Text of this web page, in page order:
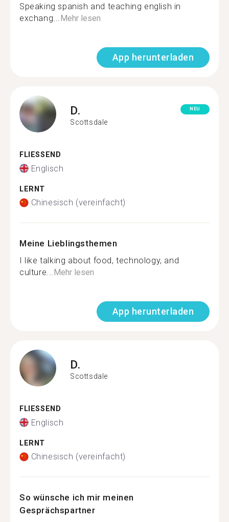
Speaking spanish and teaching english in
exchang...Mehr lesen
App herunterladen
D.
Scottsdale
NEU
FLIESSEND
Englisch
LERNT
Chinesisch (vereinfacht)
Meine Lieblingsthemen
I like talking about food, technology, and
culture...Mehr lesen
App herunterladen
D.
Scottsdale
FLIESSEND
Englisch
LERNT
Chinesisch (vereinfacht)
So wünsche ich mir meinen
Gesprächspartner